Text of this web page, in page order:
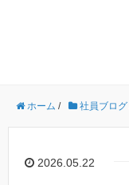
ホーム / 社員ブログ
2026.05.22